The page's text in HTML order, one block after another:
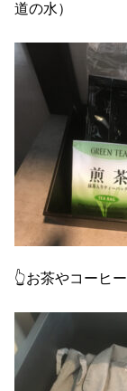
道の水）
👆お茶やコーヒー